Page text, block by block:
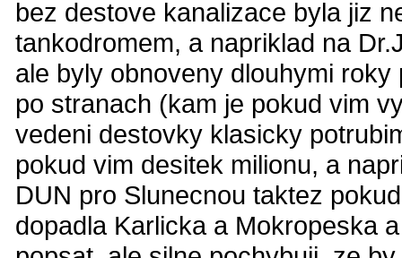
bez destove kanalizace byla jiz
tankodromem, a napriklad na
ale byly obnoveny dlouhymi
po stranach (kam je pokud vim
vedeni destovky klasicky
pokud vim desitek milionu, a
DUN pro Slunecnou taktez
dopadla Karlicka a Mokropeska